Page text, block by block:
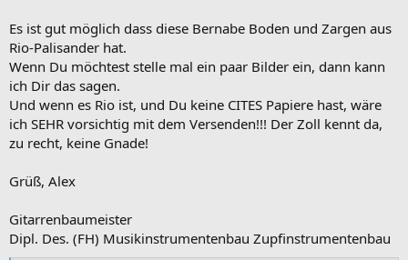
Es ist gut möglich dass diese Bernabe Boden und Zargen aus
Rio-Palisander hat.
Wenn Du möchtest stelle mal ein paar Bilder ein, dann kann
ich Dir das sagen.
Und wenn es Rio ist, und Du keine CITES Papiere hast, wäre
ich SEHR vorsichtig mit dem Versenden!!! Der Zoll kennt da,
zu recht, keine Gnade!
Grüß, Alex
Gitarrenbaumeister
Dipl. Des. (FH) Musikinstrumentenbau Zupfinstrumentenbau